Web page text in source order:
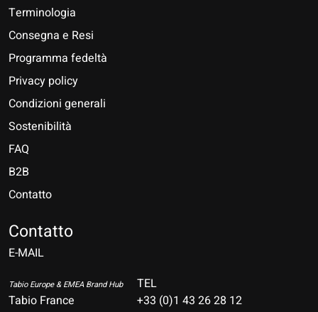
Terminologia
Consegna e Resi
Programma fedeltà
Privacy policy
Condizioni generali
Sostenibilità
FAQ
B2B
Contatto
Contatto
E-MAIL
Tabio Europe & EMEA Brand Hub
Tabio France
TEL
+33 (0)1 43 26 28 12